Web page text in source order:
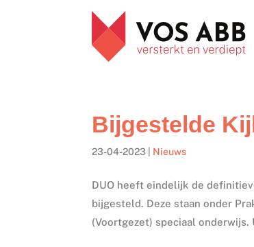
Bijgestelde
23-04-2023 Nieuws
DUO heeft eindelijk de
bijgesteld. Deze staan onder
(Voortgezet) speciaal